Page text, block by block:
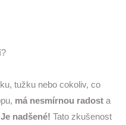
tužku nebo cokoliv, co
má nesmírnou radost a
Je nadšené! Tato zkušenost